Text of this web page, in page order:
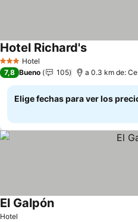
3 Estrellas
Hotel
Hotel Richard'sVer precios
7,8 Bueno 105 a 0.3 km de:
Elige fechas para ver los
Hotel
El GalpónVer precios